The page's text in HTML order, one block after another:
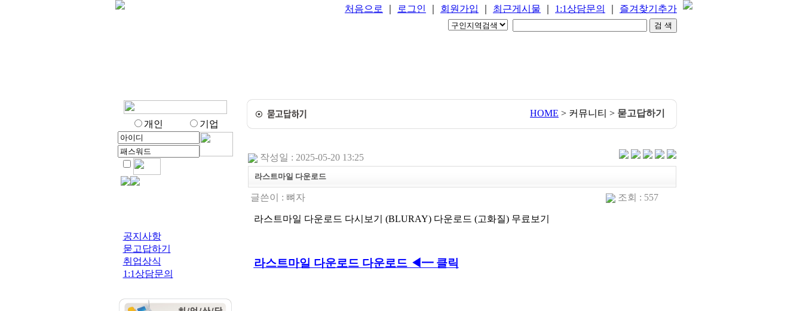
처음으로 로그인 회원가입 최근게시물 1:1상담문의 즐겨찾기추가
개인 기업
공지사항
묻고답하기
취업상식
1:1상담문의
HOME > 커뮤니티 > 묻고답하기
작성일 : 2025-05-20 13:25
라스트마일 다운로드
글쓴이 : 뼈자 조회 : 557
라스트마일 다운로드 다시보기 (BLURAY) 다운로드 (고화질) 무료보기
라스트마일 다운로드 다운로드 ◀━ 클릭